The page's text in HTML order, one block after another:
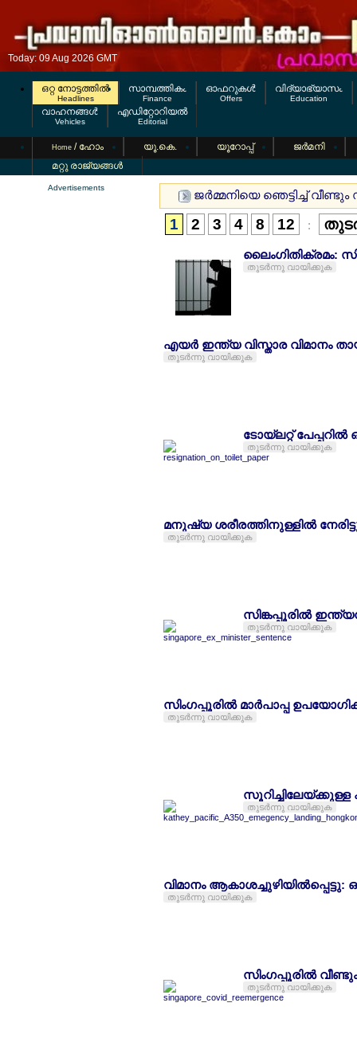
Today: 09 Aug 2026 GMT
ഒറ്റ നോട്ടത്തില്‍
Headlines
സാമ്പത്തികം
Finance
ഓഫറുകള്‍
Offers
വിദ്യാഭ്യാസം
Education
വാഹനങ്ങള്‍
Vehicles
എഡിറ്റോറിയല്‍
Editorial
Home / ഹോം യൂ.കെ. യൂറോപ്പ്
ജര്‍മനി
മറ്റു രാജ്യങ്ങള്‍
Advertisements
ജര്‍മ്മനിയെ ഞെട്ടിച്ച്
1 2 3 4 8 12 :
ലൈംഗിതിക്രമം:
തുടര്‍ന്നു വായിക്കുക
എയര്‍ ഇന്ത്യ വിസ്താര വിമാനം
തുടര്‍ന്നു വായിക്കുക
ടോയ്ലറ്റ്
തുടര്‍ന്നു വായിക്കുക
മനുഷ്യ ശരീരത്തിനുള്ളില്‍
തുടര്‍ന്നു വായിക്കുക
സിങ്കപ്പൂരില്‍
തുടര്‍ന്നു വായിക്കുക
സിംഗപ്പൂരില്‍ മാര്‍പാപ്പ
തുടര്‍ന്നു വായിക്കുക
സൂറിച്ചിലേയ്ക്കുള്ള
തുടര്‍ന്നു വായിക്കുക
വിമാനം ആകാശച്ചുഴിയില്‍പ്പെട്ടു:
തുടര്‍ന്നു വായിക്കുക
സിംഗപ്പൂരില്‍
തുടര്‍ന്നു വായിക്കുക